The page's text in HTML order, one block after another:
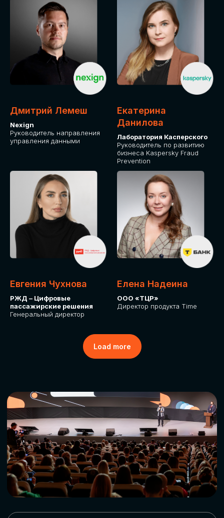
Дмитрий Лемеш
Nexign
Руководитель направления
управления данными
Екатерина
Данилова
Лаборатория Касперского
Руководитель по развитию
бизнеса Kaspersky Fraud
Prevention
Евгения Чухнова
РЖД – Цифровые
пассажирские решения
Генеральный директор
Елена Надеина
ООО «ТЦР»
Директор продукта Time
Load more
ДЛЯ ОПЛАТЫ БИЛЕТОВ
Оплата через сервис Timepad
ПРИОБРЕСТИ БИЛЕТ